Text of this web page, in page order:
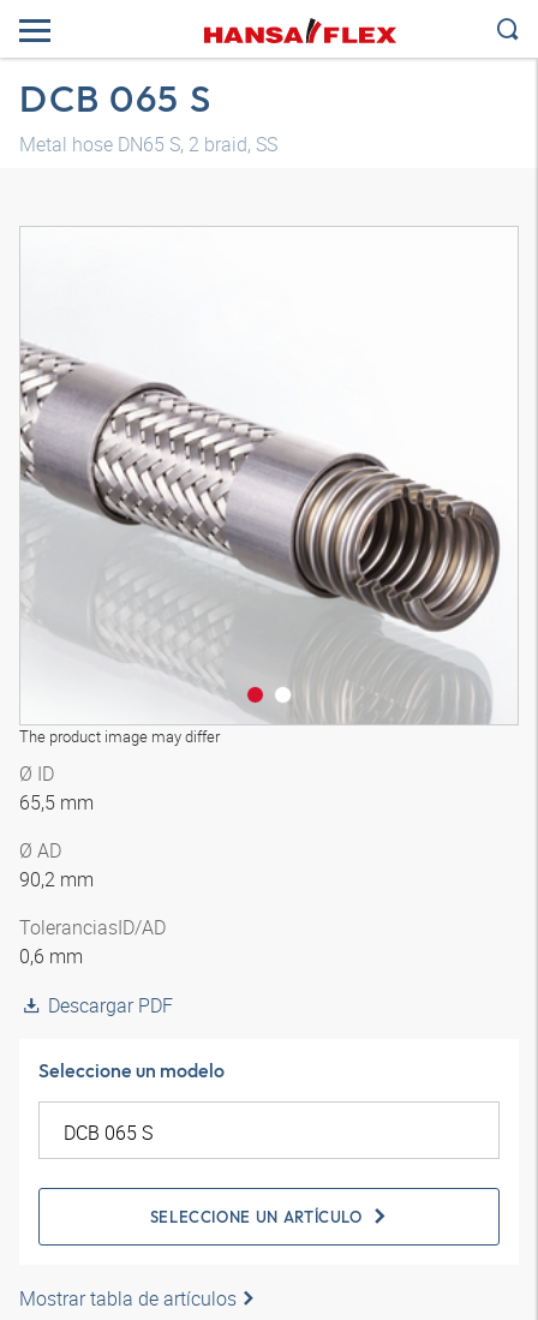
DCB 065 S
Metal hose DN65 S, 2 braid, SS
The product image may differ
Ø ID
65,5 mm
Ø AD
90,2 mm
ToleranciasID/AD
0,6 mm
Descargar PDF
Seleccione un modelo
SELECCIONE UN ARTÍCULO
Mostrar tabla de artículos